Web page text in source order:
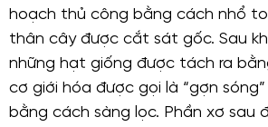
hoạch thủ công bằng cách nhổ
thân cây được cắt sát gốc. Sau
những hạt giống được tách ra
cơ giới hóa được gọi là “gợn
bằng cách sàng lọc. Phần xơ sau